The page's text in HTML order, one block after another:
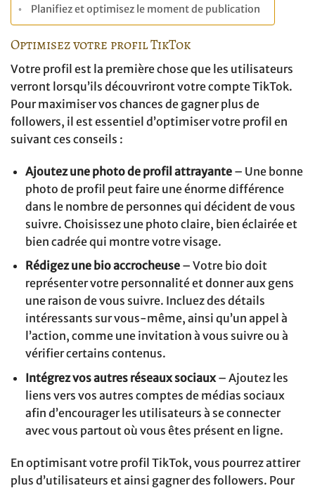
Planifiez et optimisez le moment de publication
Optimisez votre profil TikTok
Votre profil est la première chose que les utilisateurs
verront lorsqu’ils découvriront votre compte TikTok.
Pour maximiser vos chances de gagner plus de
followers, il est essentiel d’optimiser votre profil en
suivant ces conseils :
Ajoutez une photo de profil attrayante– Une bonne
photo de profil peut faire une énorme différence
dans le nombre de personnes qui décident de vous
suivre. Choisissez une photo claire, bien éclairée et
bien cadrée qui montre votre visage.
Rédigez une bio accrocheuse– Votre bio doit
représenter votre personnalité et donner aux gens
une raison de vous suivre. Incluez des détails
intéressants sur vous-même, ainsi qu’un appel à
l’action, comme une invitation à vous suivre ou à
vérifier certains contenus.
Intégrez vos autres réseaux sociaux– Ajoutez les
liens vers vos autres comptes de médias sociaux
afin d’encourager les utilisateurs à se connecter
avec vous partout où vous êtes présent en ligne.
En optimisant votre profil TikTok, vous pourrez attirer
plus d’utilisateurs et ainsi gagner des followers. Pour